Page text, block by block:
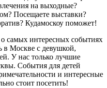
на выходные?
Посещаете выставки?
Кудамоскоу поможет!
самых интересных событиях
Москве с девушкой,
У нас только лучшие
События для детей
и интересные
стоит посетить!